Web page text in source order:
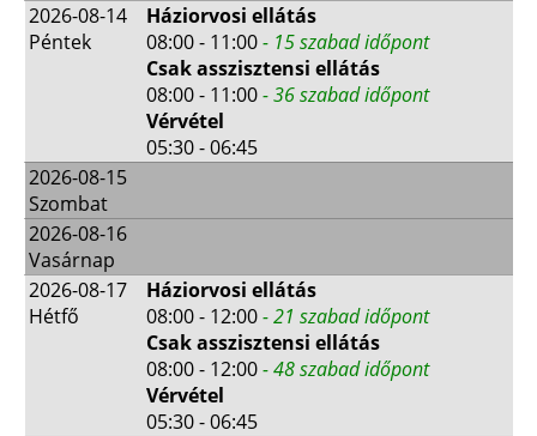
2026-08-14
Péntek
Háziorvosi ellátás
08:00 - 11:00- 15 szabad időpont
Csak asszisztensi ellátás
08:00 - 11:00- 36 szabad időpont
Vérvétel
05:30 - 06:45
2026-08-15
Szombat
2026-08-16
Vasárnap
2026-08-17
Hétfő
Háziorvosi ellátás
08:00 - 12:00- 21 szabad időpont
Csak asszisztensi ellátás
08:00 - 12:00- 48 szabad időpont
Vérvétel
05:30 - 06:45